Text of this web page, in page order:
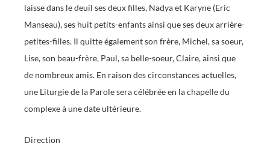
laisse dans le deuil ses deux filles, Nadya et Karyne (Eric
Manseau), ses huit petits-enfants ainsi que ses deux arrière-
petites-filles. Il quitte également son frère, Michel, sa soeur,
Lise, son beau-frère, Paul, sa belle-soeur, Claire, ainsi que
de nombreux amis. En raison des circonstances actuelles,
une Liturgie de la Parole sera célébrée en la chapelle du
complexe à une date ultérieure.
Direction